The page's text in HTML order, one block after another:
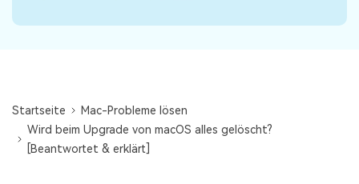
Verlorene/gel?schte Daten kostenlos
Weitere Produkte
Startseite
Mac-Probleme lösen
Wird beim Upgrade von macOS alles gelöscht?
[Beantwortet & erklärt]